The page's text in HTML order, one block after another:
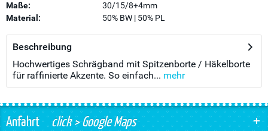
Maße:
30/15/8+4mm
Material:
50% BW | 50% PL
Beschreibung
Hochwertiges Schrägband mit Spitzenborte / Häkelborte
für raffinierte Akzente. So einfach... mehr
Anfahrtclick > Google Maps